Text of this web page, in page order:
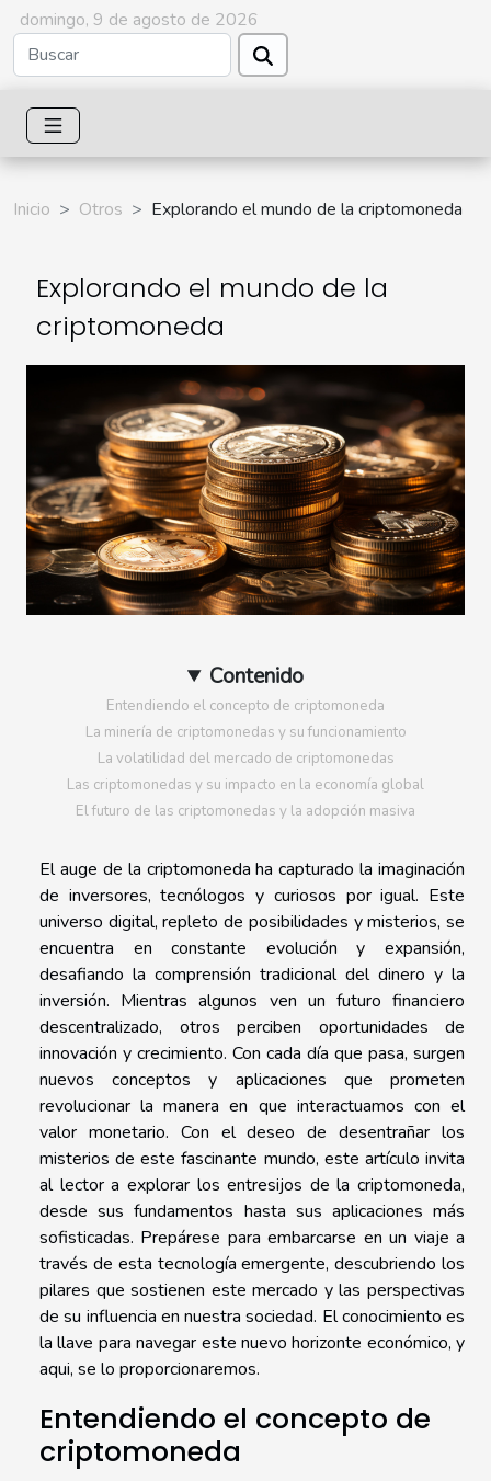
domingo, 9 de agosto de 2026
Inicio Otros Explorando el mundo de la criptomoneda
Explorando el mundo de la
criptomoneda
Contenido
Entendiendo el concepto de criptomoneda
La minería de criptomonedas y su funcionamiento
La volatilidad del mercado de criptomonedas
Las criptomonedas y su impacto en la economía global
El futuro de las criptomonedas y la adopción masiva
El auge de la criptomoneda ha capturado la imaginación
de inversores, tecnólogos y curiosos por igual. Este
universo digital, repleto de posibilidades y misterios, se
encuentra en constante evolución y expansión,
desafiando la comprensión tradicional del dinero y la
inversión. Mientras algunos ven un futuro financiero
descentralizado, otros perciben oportunidades de
innovación y crecimiento. Con cada día que pasa, surgen
nuevos conceptos y aplicaciones que prometen
revolucionar la manera en que interactuamos con el
valor monetario. Con el deseo de desentrañar los
misterios de este fascinante mundo, este artículo invita
al lector a explorar los entresijos de la criptomoneda,
desde sus fundamentos hasta sus aplicaciones más
sofisticadas. Prepárese para embarcarse en un viaje a
través de esta tecnología emergente, descubriendo los
pilares que sostienen este mercado y las perspectivas
de su influencia en nuestra sociedad. El conocimiento es
la llave para navegar este nuevo horizonte económico, y
aqui, se lo proporcionaremos.
Entendiendo el concepto de
criptomoneda